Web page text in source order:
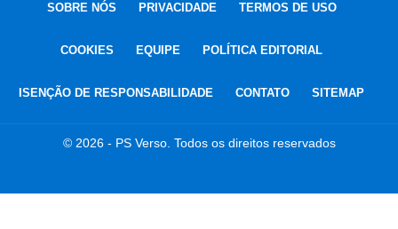
SOBRE NÓS PRIVACIDADE TERMOS DE USO
COOKIES EQUIPE POLÍTICA EDITORIAL
ISENÇÃO DE RESPONSABILIDADE CONTATO SITEMAP
© 2026 - PS Verso. Todos os direitos reservados